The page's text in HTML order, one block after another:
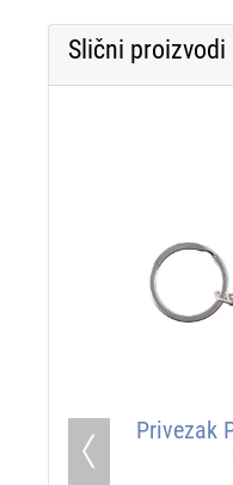
Slični proizvodi
Privezak
Previous